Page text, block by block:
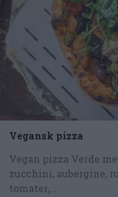
Vegansk pizza
Vegan pizza Verde
zucchini, aubergine,
tomater,...